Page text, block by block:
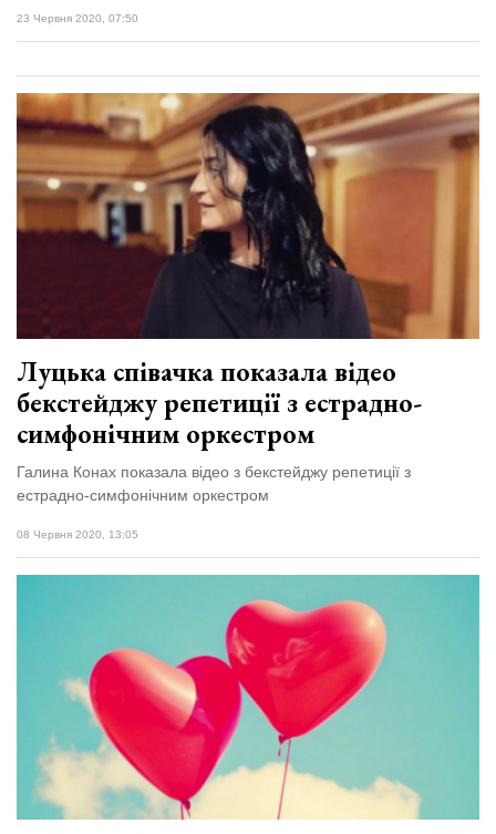
23 Червня 2020, 07:50
Луцька співачка показала відео
бекстейджу репетиції з естрадно-
симфонічним оркестром
Галина Конах показала відео з бекстейджу репетиції з
естрадно-симфонічним оркестром
08 Червня 2020, 13:05